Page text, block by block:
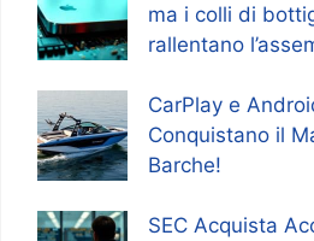
ma i colli di
rallentano
CarPlay e
Conquistano il
Barche!
SEC Acquista